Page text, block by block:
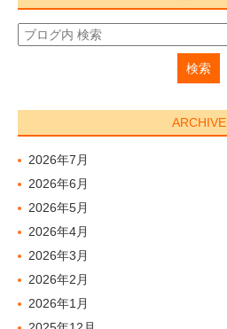
ARCHIVE
2026年7月
2026年6月
2026年5月
2026年4月
2026年3月
2026年2月
2026年1月